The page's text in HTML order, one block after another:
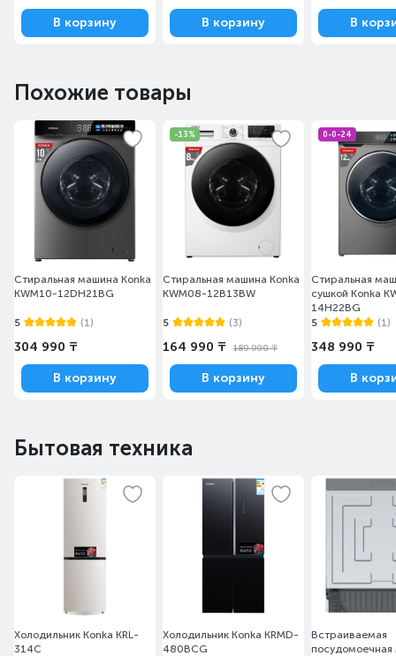
В корзину В корзину В
Похожие товары
Стиральная машина Konka
KWM10-12DH21BG
5 (1)
304 990 ₸
В корзину
-13%
Стиральная машина Konka
KWM08-12B13BW
5 (3)
164 990 ₸ 189 990 ₸
В корзину
0-0-24
Стиральная
сушкой Konka
14H22BG
5
(1)
348 990 ₸
В
Бытовая техника
Холодильник Konka KRL-
314C
Холодильник Konka KRMD-
480BCG
Встраиваемая